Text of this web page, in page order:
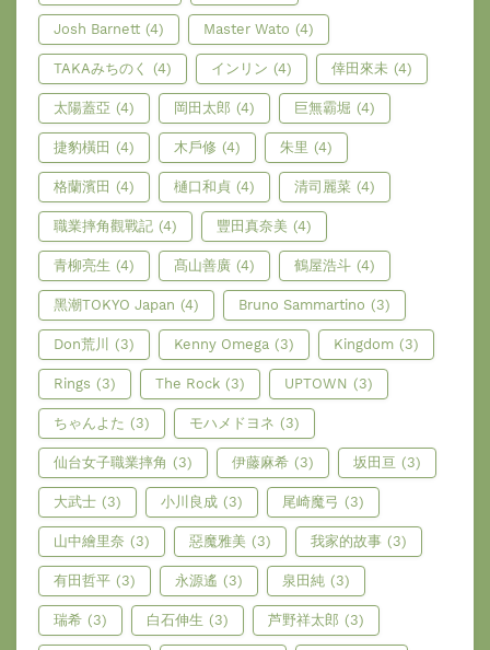
Josh Barnett (4) Master Wato (4)
TAKAみちのく (4) インリン (4) 倖田來未 (4)
太陽蓋亞 (4) 岡田太郎 (4) 巨無霸堀 (4)
捷豹橫田 (4) 木戶修 (4) 朱里 (4)
格蘭濱田 (4) 樋口和貞 (4) 清司麗菜 (4)
職業摔角觀戰記 (4) 豐田真奈美 (4)
青柳亮生 (4) 髙山善廣 (4) 鶴屋浩斗 (4)
黑潮TOKYO Japan (4) Bruno Sammartino (3)
Don荒川 (3) Kenny Omega (3) Kingdom (3)
Rings (3) The Rock (3) UPTOWN (3)
ちゃんよた (3) モハメドヨネ (3)
仙台女子職業摔角 (3) 伊藤麻希 (3) 坂田亘 (3)
大武士 (3) 小川良成 (3) 尾崎魔弓 (3)
山中繪里奈 (3) 惡魔雅美 (3) 我家的故事 (3)
有田哲平 (3) 永源遙 (3) 泉田純 (3)
瑞希 (3) 白石伸生 (3) 芦野祥太郎 (3)